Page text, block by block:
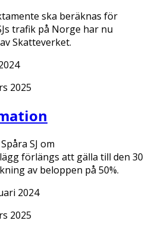
ska beräknas för
trafik på Norge har nu
Skatteverket.
2025
SJ om
förlängs att gälla till den 30
av beloppen på 50%.
2024
2025